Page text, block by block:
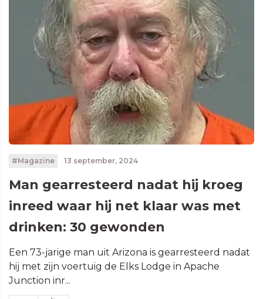
#Magazine 13 september, 2024
Man gearresteerd nadat hij kroeg
inreed waar hij net klaar was met
drinken: 30 gewonden
Een 73-jarige man uit Arizona is gearresteerd nadat
hij met zijn voertuig de Elks Lodge in Apache
Junction inr...